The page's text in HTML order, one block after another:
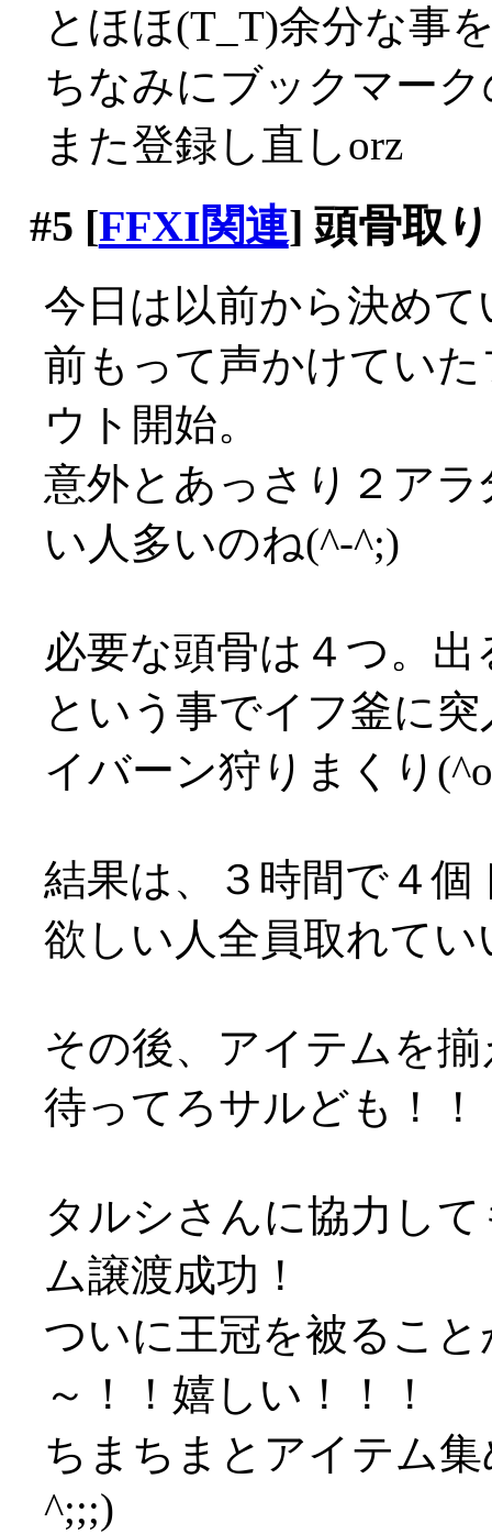
とほほ(T_T)余分な事
ちなみにブックマー
また登録し直しorz
#5 [FFXI関連] 頭骨取
今日は以前から決め
前もって声かけてい
ウト開始。
意外とあっさり２ア
い人多いのね(^-^;)
必要な頭骨は４つ。
という事でイフ釜に
イバーン狩りまくり
結果は、３時間で４
欲しい人全員取れて
その後、アイテムを
待ってろサルども！
タルシさんに協力し
ム譲渡成功！
ついに王冠を被るこ
～！！嬉しい！！！
ちまちまとアイテム
^;;;)